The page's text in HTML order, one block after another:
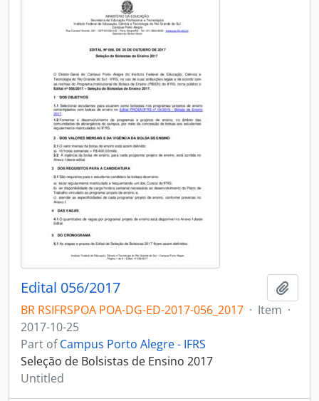
Edital 056/2017
BR RSIFRSPOA POA-DG-ED-2017-056_2017 · Item ·
2017-10-25
Part ofCampus Porto Alegre - IFRS
Seleção de Bolsistas de Ensino 2017
Untitled